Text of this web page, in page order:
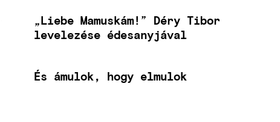
„Liebe Mamuskám!” Déry Tibor
levelezése édesanyjával
És ámulok, hogy elmulok